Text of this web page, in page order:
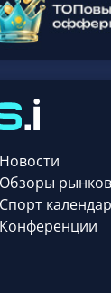
Новости
Обзоры рынков
Спорт
Конференции